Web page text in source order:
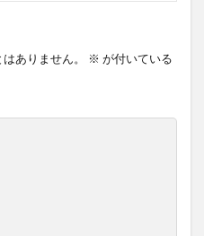
ありません。 ※ が付いている